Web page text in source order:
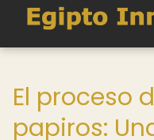
El proceso
papiros: